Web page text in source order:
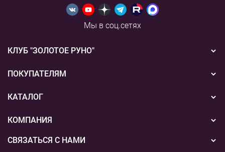
Мы в соц.сетях
КЛУБ "ЗОЛОТОЕ РУНО"
Новости
Акции
ПОКУПАТЕЛЯМ
Бонусная система
Подарочные сертификаты
Способы оплаты
КАТАЛОГ
Вышивка
Пряжа
КОМПАНИЯ
О нас
СВЯЗАТЬСЯ С НАМИ